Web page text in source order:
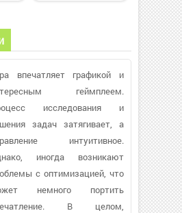
впечатляет графикой и
геймплеем.
исследования и
задач затягивает, а
интуитивное.
иногда возникают
с оптимизацией, что
немного портить
В целом,